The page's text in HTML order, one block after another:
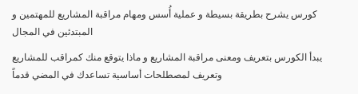
كورس يشرح بطريقة بسيطة و عملية أُسس ومهام مراقبة المشاريع للمهتمين و
المبتدئين في المجال
يبدأ الكورس بتعريف ومعنى مراقبة المشاريع و ماذا يتوقع منك كمراقب للمشاريع
وتعريف لمصطلحات أساسية تساعدك في المضي قدماً